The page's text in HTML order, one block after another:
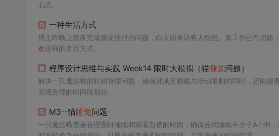
心态。
一种生活方式
博主昨晚上熬夜完成朋友托付的问题，白天因来访客人恼怒。新工作已有思路，
欢这样的生活方式。
程序设计思维与实践 Week14 限时大模拟（猫睡觉问题）
解决一只魔法喵的时间管理问题，确保其满足睡眠与活动限制的同时，还能观
实现合理的时间段划分。
M3--猫睡觉问题
一只魔法喵需要合理安排睡眠和观看新番的时间，确保连续睡眠不少于A小时